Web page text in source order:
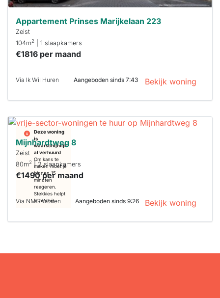
Appartement Prinses Marijkelaan 223
Zeist
104m2 | 1 slaapkamers
€1816 per maand
Via Ik Wil Huren Aangeboden sinds 7:43 Bekijk woning
Deze woning
is
waarschijnlijk
al verhuurd
Om kans te
maken moet je
binnen 15
minuten
reageren.
Stekkies helpt
je hierbij!
Mijnhardtweg 8
Zeist
80m2 | 2 slaapkamers
€1490 per maand
Via NMG Wonen Aangeboden sinds 9:26 Bekijk woning